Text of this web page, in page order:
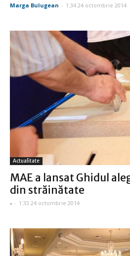
Marga Bulugean - 1:34 24 octombrie 2014
Actualitate
MAE a lansat Ghidul
din străinătate
- - 1:33 24 octombrie 2014